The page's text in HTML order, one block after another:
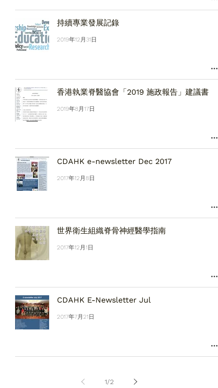
持續專業發展記錄
2019年12月31日
香港執業脊醫協會「2019 施政報告」建議書
2019年8月17日
CDAHK e-newsletter Dec 2017
2017年12月8日
世界衛生組織脊骨神經醫學指南
2017年12月1日
CDAHK E-Newsletter Jul
2017年7月21日
1/2